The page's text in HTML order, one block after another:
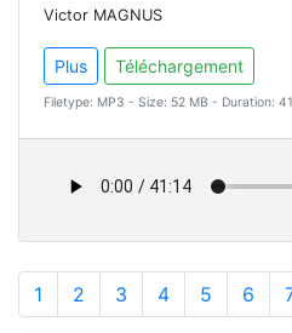
Victor MAGNUS
Plus Téléchargement
Filetype: MP3 - Size: 52 MB - Duration:
1 2 3 4 5 6